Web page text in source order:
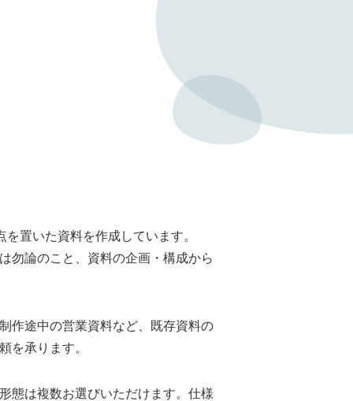
を置いた資料を作成しています。
勿論のこと、資料の企画・構成から
作途中の営業資料など、既存資料の
を承ります。
態は複数お選びいただけます。仕様